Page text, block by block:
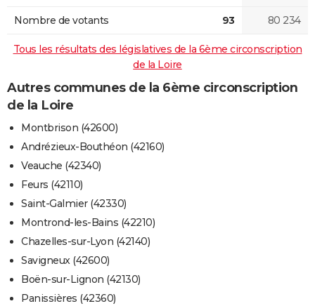
Nombre de votants 93 80 234
Tous les résultats des législatives de la 6ème circonscription
de la Loire
Autres communes de la 6ème circonscription
de la Loire
Montbrison (42600)
Andrézieux-Bouthéon (42160)
Veauche (42340)
Feurs (42110)
Saint-Galmier (42330)
Montrond-les-Bains (42210)
Chazelles-sur-Lyon (42140)
Savigneux (42600)
Boën-sur-Lignon (42130)
Panissières (42360)